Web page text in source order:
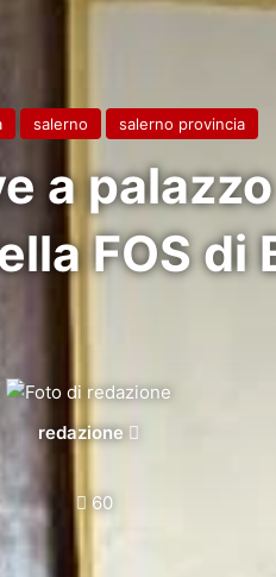
salerno salerno provincia
a
FOS di
redazione
Invia
60